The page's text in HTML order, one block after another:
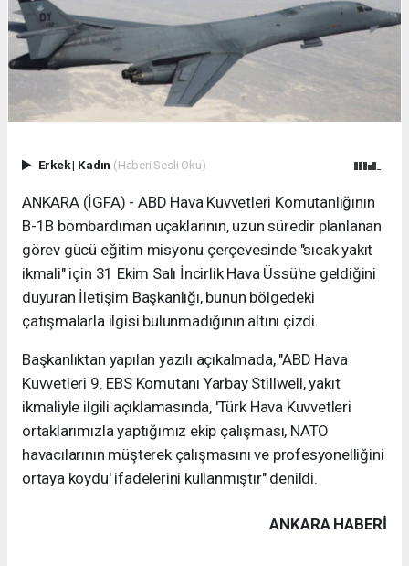
Erkek| Kadın (Haberi Sesli Oku)
ANKARA (İGFA) - ABD Hava Kuvvetleri Komutanlığının
B-1B bombardıman uçaklarının, uzun süredir planlanan
görev gücü eğitim misyonu çerçevesinde "sıcak yakıt
ikmali" için 31 Ekim Salı İncirlik Hava Üssü'ne geldiğini
duyuran İletişim Başkanlığı, bunun bölgedeki
çatışmalarla ilgisi bulunmadığının altını çizdi.
Başkanlıktan yapılan yazılı açıkalmada, "ABD Hava
Kuvvetleri 9. EBS Komutanı Yarbay Stillwell, yakıt
ikmaliyle ilgili açıklamasında, 'Türk Hava Kuvvetleri
ortaklarımızla yaptığımız ekip çalışması, NATO
havacılarının müşterek çalışmasını ve profesyonelliğini
ortaya koydu' ifadelerini kullanmıştır" denildi.
ANKARA HABERİ